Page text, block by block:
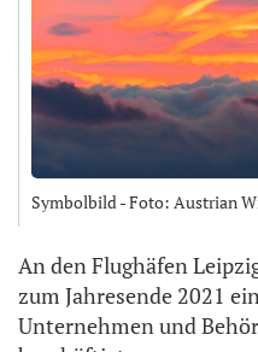
Symbolbild - Foto: Austrian
An den Flughäfen
zum Jahresende 2021
Unternehmen und